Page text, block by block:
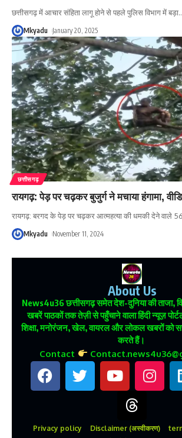
छत्तीसगढ़ में आचार संहिता लागू होने से पहले पुलिस विभाग में बड़ा
Mkyadu January 20, 2025
छत्तीसगढ़
रायगढ़: पेड़ पर चढ़कर बुजुर्ग ने मचाया हंगामा,
रायगढ़: बरगद के पेड़ पर चढ़कर आत्महत्या की धमकी देने वाले 56
Mkyadu November 11, 2024
About Us
News4u36छत्तीसगढ़ समेत देश-दुनिया की ताजा,
खबरें पाठकों तक तेज़ी से पहुँचाने वाला हिंदी न्यूज़
शिक्षा, मनोरंजन, खेल, वायरल और लोकल खबरों को
करते हैं।
Contact
Privacy policy Disclaimer (अस्वीकरण)